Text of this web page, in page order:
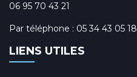
06 95 70 43 21
Par téléphone : 05 34 43 05 18
LIENS UTILES